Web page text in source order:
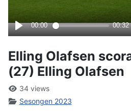
Elling Olafsen
(27) Elling Olafsen
34 views
Sesongen 2023